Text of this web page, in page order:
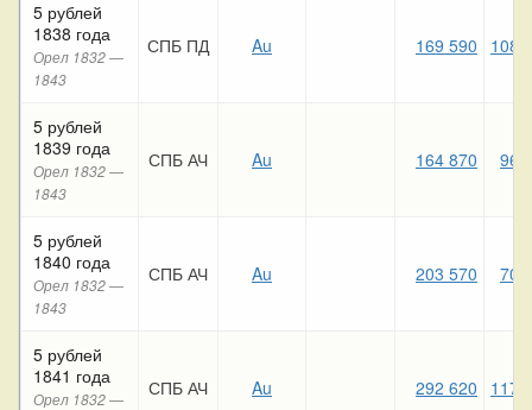
5 рублей
1838 года
Орел 1832 —
1843
СПБ ПД Au 169 590 108
5 рублей
1839 года
Орел 1832 —
1843
СПБ АЧ Au 164 870 96
5 рублей
1840 года
Орел 1832 —
1843
СПБ АЧ Au 203 570 70
5 рублей
1841 года
Орел 1832 —
СПБ АЧ Au 292 620 117